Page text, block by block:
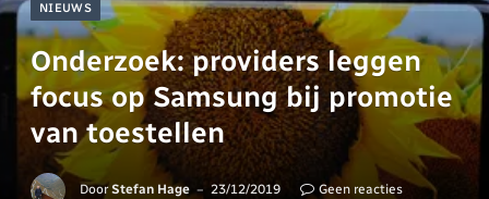
NIEUWS
Onderzoek: providers leggen
focus op Samsung bij promotie
van toestellen
Door Stefan Hage 23/12/2019
Geen reacties